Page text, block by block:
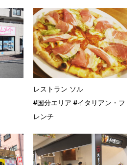
レストラン ソル
#国分エリア #イタリアン・フ
レンチ